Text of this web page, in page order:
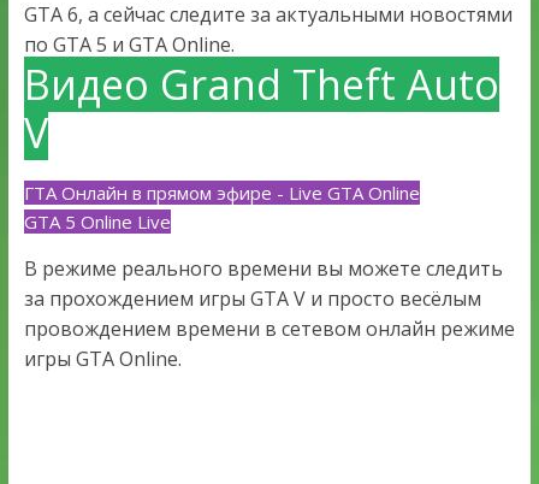
GTA 6, а сейчас следите за актуальными новостями
по GTA 5 и GTA Online.
Видео Grand Theft Auto
V
ГТА Онлайн в прямом эфире - Live GTA Online
GTA 5 Online Live
В режиме реального времени вы можете следить
за прохождением игры GTA V и просто весёлым
провождением времени в сетевом онлайн режиме
игры GTA Online.